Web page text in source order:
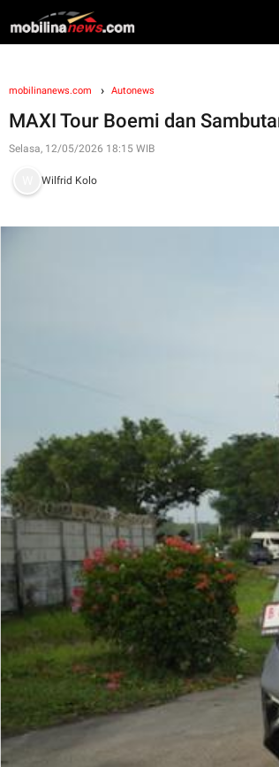
mobilinanews.com Autonews
MAXI Tour Boemi dan
Selasa, 12/05/2026 18:15 WIB
Wilfrid Kolo